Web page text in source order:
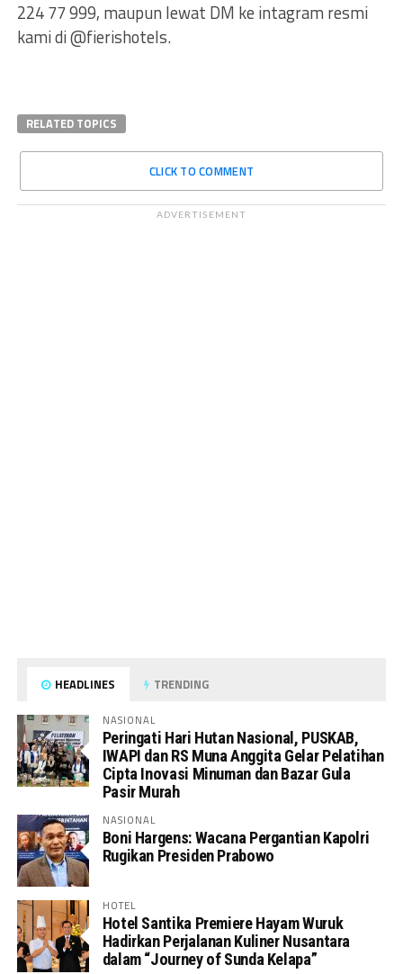
224 77 999, maupun lewat DM ke intagram resmi
kami di @fierishotels.
RELATED TOPICS
CLICK TO COMMENT
ADVERTISEMENT
HEADLINES TRENDING
NASIONAL
Peringati Hari Hutan Nasional, PUSKAB,
IWAPI dan RS Muna Anggita Gelar Pelatihan
Cipta Inovasi Minuman dan Bazar Gula
Pasir Murah
NASIONAL
Boni Hargens: Wacana Pergantian Kapolri
Rugikan Presiden Prabowo
HOTEL
Hotel Santika Premiere Hayam Wuruk
Hadirkan Perjalanan Kuliner Nusantara
dalam “Journey of Sunda Kelapa”